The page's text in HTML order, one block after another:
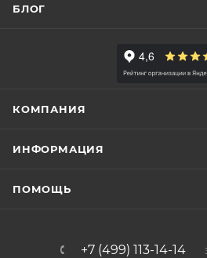
БЛОГ
КОМПАНИЯ
ИНФОРМАЦИЯ
ПОМОЩЬ
+7 (499) 113-14-14